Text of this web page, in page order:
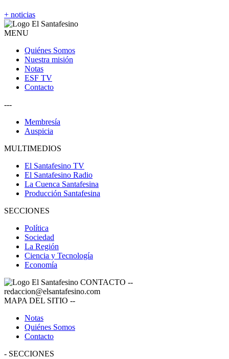
+ noticias
MENU
Quiénes Somos
Nuestra misión
Notas
ESF TV
Contacto
---
Membresía
Auspicia
MULTIMEDIOS
El Santafesino TV
El Santafesino Radio
La Cuenca Santafesina
Producción Santafesina
SECCIONES
Política
Sociedad
La Región
Ciencia y Tecnología
Economía
CONTACTO --
redaccion@elsantafesino.com
MAPA DEL SITIO --
Notas
Quiénes Somos
Contacto
- SECCIONES